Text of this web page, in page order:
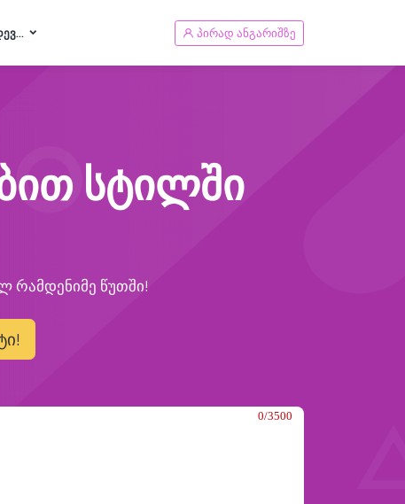
პირად ანგარიშზე
სტილში
რამდენიმე წუთში!
0/3500